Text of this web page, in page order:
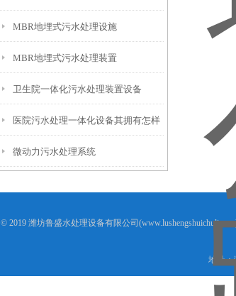
MBR地埋式污水处理设施
MBR地埋式污水处理装置
卫生院一体化污水处理装置设备
医院污水处理一体化设备其拥有怎样
的特点呢？
微动力污水处理系统
© 2019 潍坊鲁盛水处理设备有限公司
地址：